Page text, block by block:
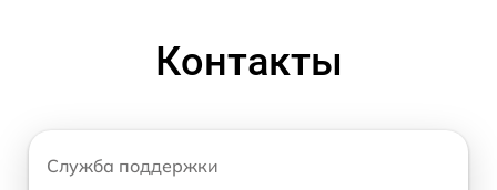
Контакты
Служба поддержки